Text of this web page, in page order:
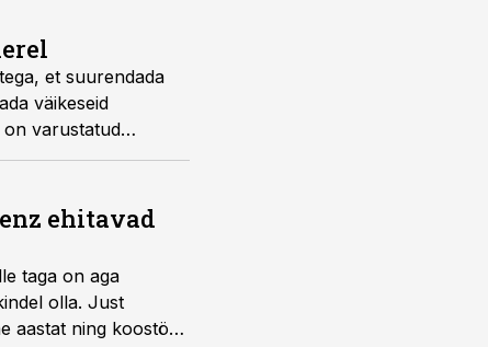
et suurendada
väikeseid
on varustatud
ehitavad
taga on aga
olla. Just
aastat ning koostöö